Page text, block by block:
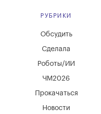
РУБРИКИ
Новости
Обсудить
Сделала
Роботы/ИИ
ЧМ2026
Прокачаться